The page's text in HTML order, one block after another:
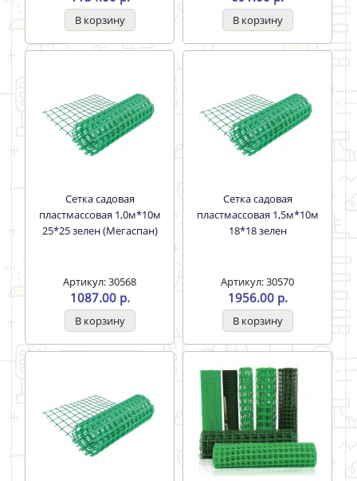
Сетка садовая
пластмассовая 1,0м*10м
25*25 зелен (Мегаспан)
Артикул: 30568
1087.00 р.
Сетка садовая
пластмассовая 1,5м*10м
18*18 зелен
Артикул: 30570
1956.00 р.